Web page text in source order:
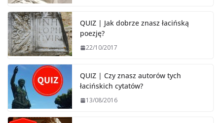
QUIZ | Jak dobrze znasz łacińską
poezję?
22/10/2017
QUIZ | Czy znasz autorów tych
łacińskich cytatów?
13/08/2016